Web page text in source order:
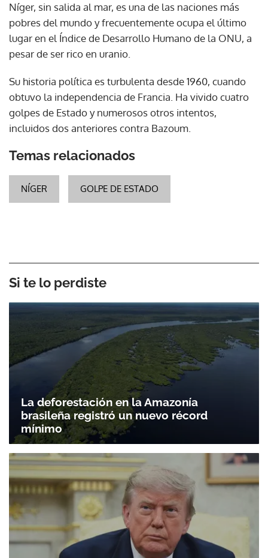
Níger, sin salida al mar, es una de las naciones más
pobres del mundo y frecuentemente ocupa el último
lugar en el Índice de Desarrollo Humano de la ONU, a
pesar de ser rico en uranio.
Su historia política es turbulenta desde 1960, cuando
obtuvo la independencia de Francia. Ha vivido cuatro
golpes de Estado y numerosos otros intentos,
incluidos dos anteriores contra Bazoum.
Temas relacionados
NÍGER GOLPE DE ESTADO
Si te lo perdiste
La deforestación en la Amazonía
brasileña registró un nuevo récord
mínimo